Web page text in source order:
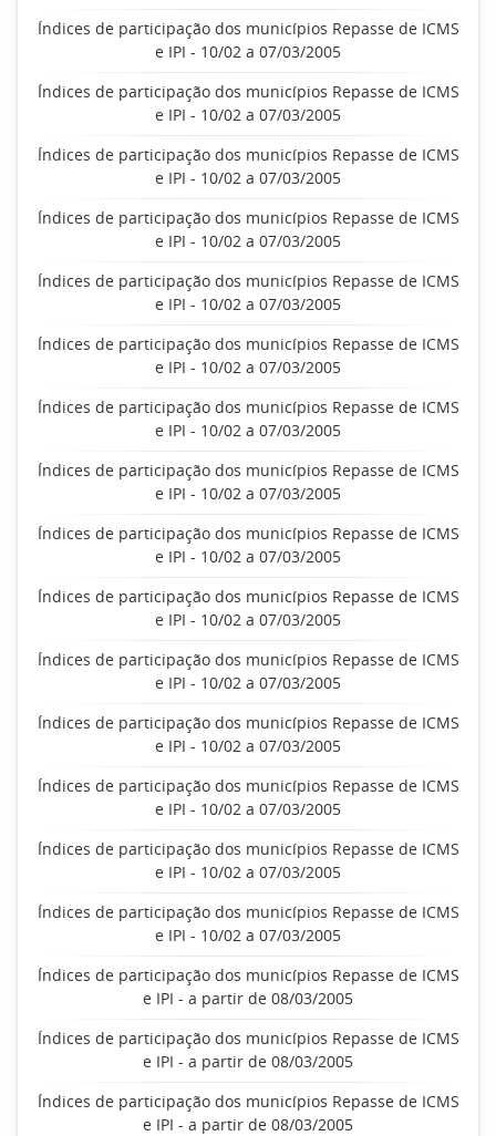
Índices de participação dos municípios Repasse de ICMS
e IPI - 10/02 a 07/03/2005
Índices de participação dos municípios Repasse de ICMS
e IPI - 10/02 a 07/03/2005
Índices de participação dos municípios Repasse de ICMS
e IPI - 10/02 a 07/03/2005
Índices de participação dos municípios Repasse de ICMS
e IPI - 10/02 a 07/03/2005
Índices de participação dos municípios Repasse de ICMS
e IPI - 10/02 a 07/03/2005
Índices de participação dos municípios Repasse de ICMS
e IPI - 10/02 a 07/03/2005
Índices de participação dos municípios Repasse de ICMS
e IPI - 10/02 a 07/03/2005
Índices de participação dos municípios Repasse de ICMS
e IPI - 10/02 a 07/03/2005
Índices de participação dos municípios Repasse de ICMS
e IPI - 10/02 a 07/03/2005
Índices de participação dos municípios Repasse de ICMS
e IPI - 10/02 a 07/03/2005
Índices de participação dos municípios Repasse de ICMS
e IPI - 10/02 a 07/03/2005
Índices de participação dos municípios Repasse de ICMS
e IPI - 10/02 a 07/03/2005
Índices de participação dos municípios Repasse de ICMS
e IPI - 10/02 a 07/03/2005
Índices de participação dos municípios Repasse de ICMS
e IPI - 10/02 a 07/03/2005
Índices de participação dos municípios Repasse de ICMS
e IPI - 10/02 a 07/03/2005
Índices de participação dos municípios Repasse de ICMS
e IPI - a partir de 08/03/2005
Índices de participação dos municípios Repasse de ICMS
e IPI - a partir de 08/03/2005
Índices de participação dos municípios Repasse de ICMS
e IPI - a partir de 08/03/2005